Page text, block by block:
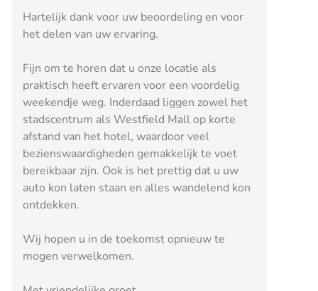
Hartelijk dank voor uw beoordeling en voor
het delen van uw ervaring.
Fijn om te horen dat u onze locatie als
praktisch heeft ervaren voor een voordelig
weekendje weg. Inderdaad liggen zowel het
stadscentrum als Westfield Mall op korte
afstand van het hotel, waardoor veel
bezienswaardigheden gemakkelijk te voet
bereikbaar zijn. Ook is het prettig dat u uw
auto kon laten staan en alles wandelend kon
ontdekken.
Wij hopen u in de toekomst opnieuw te
mogen verwelkomen.